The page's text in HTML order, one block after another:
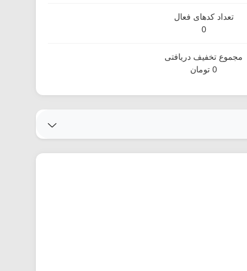
تعداد کدهای فعال
0
مجموع تخفیف دریافتی
0 تومان